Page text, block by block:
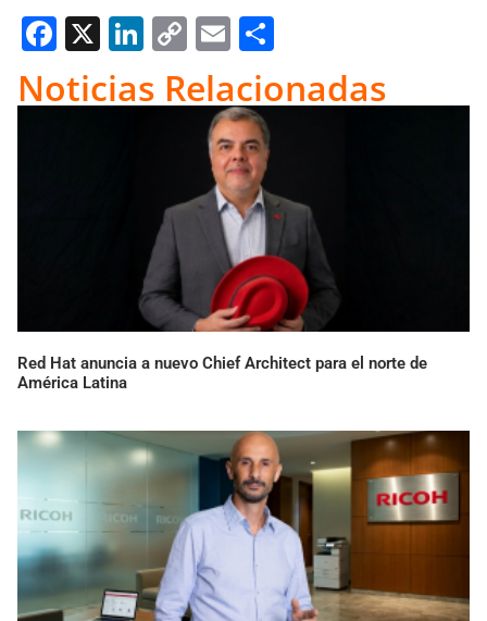
Facebook
X LinkedIn
Copy
Link
Email
Noticias Relacionadas
Red Hat anuncia a nuevo Chief Architect para el norte de
América Latina